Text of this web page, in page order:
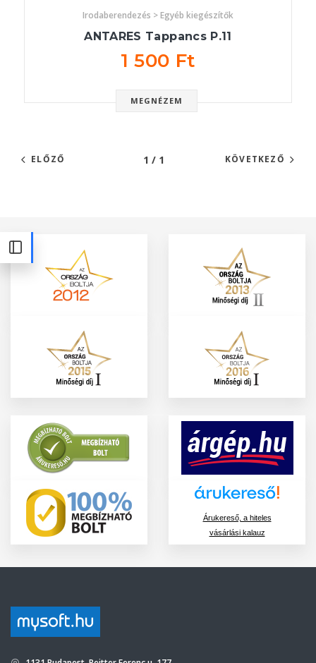
Irodaberendezés > Egyéb kiegészítők
ANTARES Tappancs P.11
1 500 Ft
MEGNÉZEM
ELŐZŐ 1 / 1 KÖVETKEZŐ
Árukereső, a hiteles
vásárlási kalauz